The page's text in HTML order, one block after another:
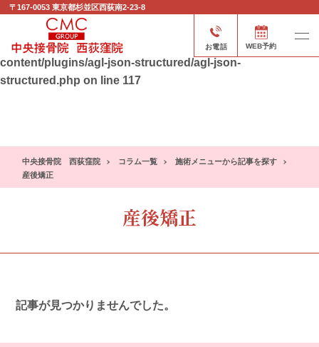
: Attempt to read property "post_type" on null in
/home/xs897588/nishiogi-cs.com/public_html/wp-
content/plugins/agl-json-structured/agl-json-
structured.php on line 117
〒167-0053 東京都杉並区西荻南2-23-8
お電話 WEB予約
中央接骨院 西荻窪院 コラム一覧
施術メニューから記事を探す
産後矯正
産後矯正
記事が見つかりませんでした。